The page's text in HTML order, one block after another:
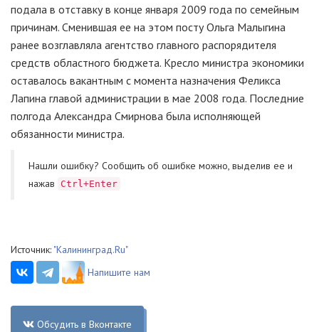
подала в отставку в конце января 2009 года по семейным
причинам. Сменившая ее на этом посту Ольга Малыгина
ранее возглавляла агентство главного распорядителя
средств областного бюджета. Кресло министра экономики
оставалось вакантным с момента назначения Феликса
Лапина главой администрации в мае 2008 года. Последние
полгода Александра Смирнова была исполняющей
обязанности министра.
Нашли ошибку? Cообщить об ошибке можно, выделив ее и
нажав
Ctrl+Enter
Источник: "Калининград.Ru"
Напишите нам
Обсудить в Вконтакте